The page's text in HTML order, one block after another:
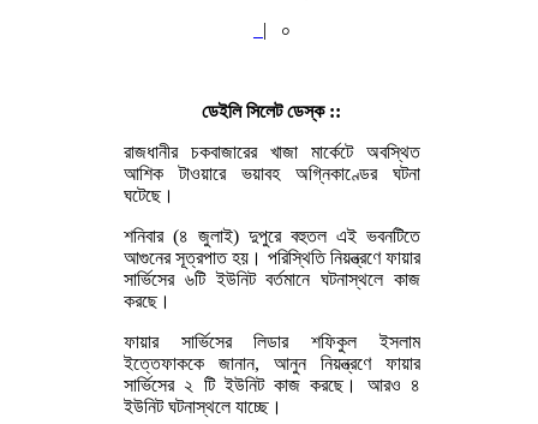
|
০
ডেইলি সিলেট ডেস্ক ::
রাজধানীর চকবাজারের খাজা মার্কেটে অবস্থিত
আশিক টাওয়ারে ভয়াবহ অগ্নিকাণ্ডের ঘটনা
ঘটেছে।
শনিবার (৪ জুলাই) দুপুরে বহুতল এই ভবনটিতে
আগুনের সূত্রপাত হয়। পরিস্থিতি নিয়ন্ত্রণে ফায়ার
সার্ভিসের ৬টি ইউনিট বর্তমানে ঘটনাস্থলে কাজ
করছে।
ফায়ার সার্ভিসের লিডার শফিকুল ইসলাম
ইত্তেফাককে জানান, আনুন নিয়ন্ত্রণে ফায়ার
সার্ভিসের ২ টি ইউনিট কাজ করছে। আরও ৪
ইউনিট ঘটনাস্থলে যাচ্ছে।